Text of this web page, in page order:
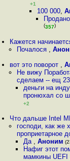
+1
100 000,
(357)
Кажется
Почалося ,
вот это поворот ,
Не вижу
сделаем -- ещ
деньги на
пронюхал со
+2
Что дальше Intel
господи, как же
проприетарное
Да , Аноним
Нафиг этот
мамкины UEFI